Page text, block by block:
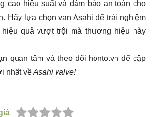
cao hiệu suất và đảm bảo an toàn cho
Hãy lựa chọn van Asahi để trải nghiệm
quả vượt trội mà thương hiệu này
quan tâm và theo dõi honto.vn để cập
nhất vềAsahi valve!